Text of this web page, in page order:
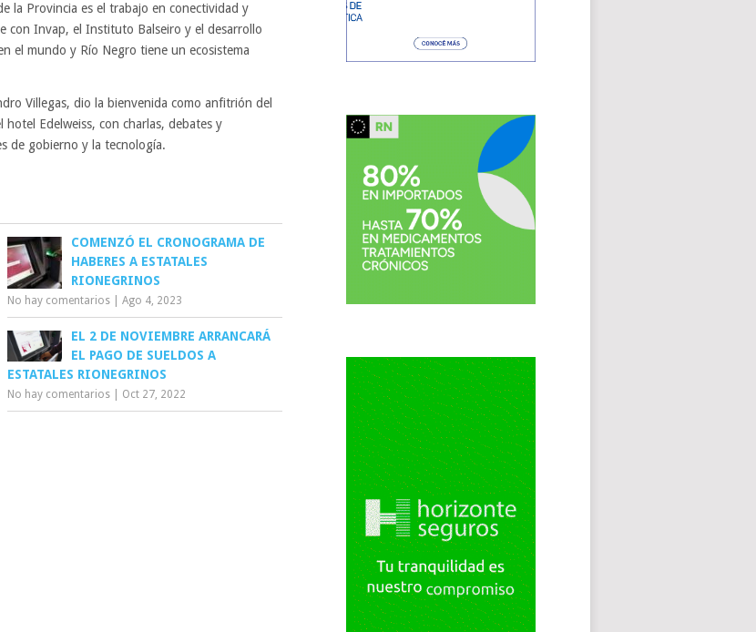
la Provincia es el trabajo en conectividad y
con Invap, el Instituto Balseiro y el desarrollo
el mundo y Río Negro tiene un ecosistema
Villegas, dio la bienvenida como anfitrión del
Edelweiss, con charlas, debates y
de gobierno y la tecnología.
COMENZÓ EL CRONOGRAMA DE
HABERES A ESTATALES
RIONEGRINOS
No hay comentarios |Ago 4, 2023
EL 2 DE NOVIEMBRE ARRANCARÁ
EL PAGO DE SUELDOS A
ESTATALES RIONEGRINOS
No hay comentarios Oct 27, 2022